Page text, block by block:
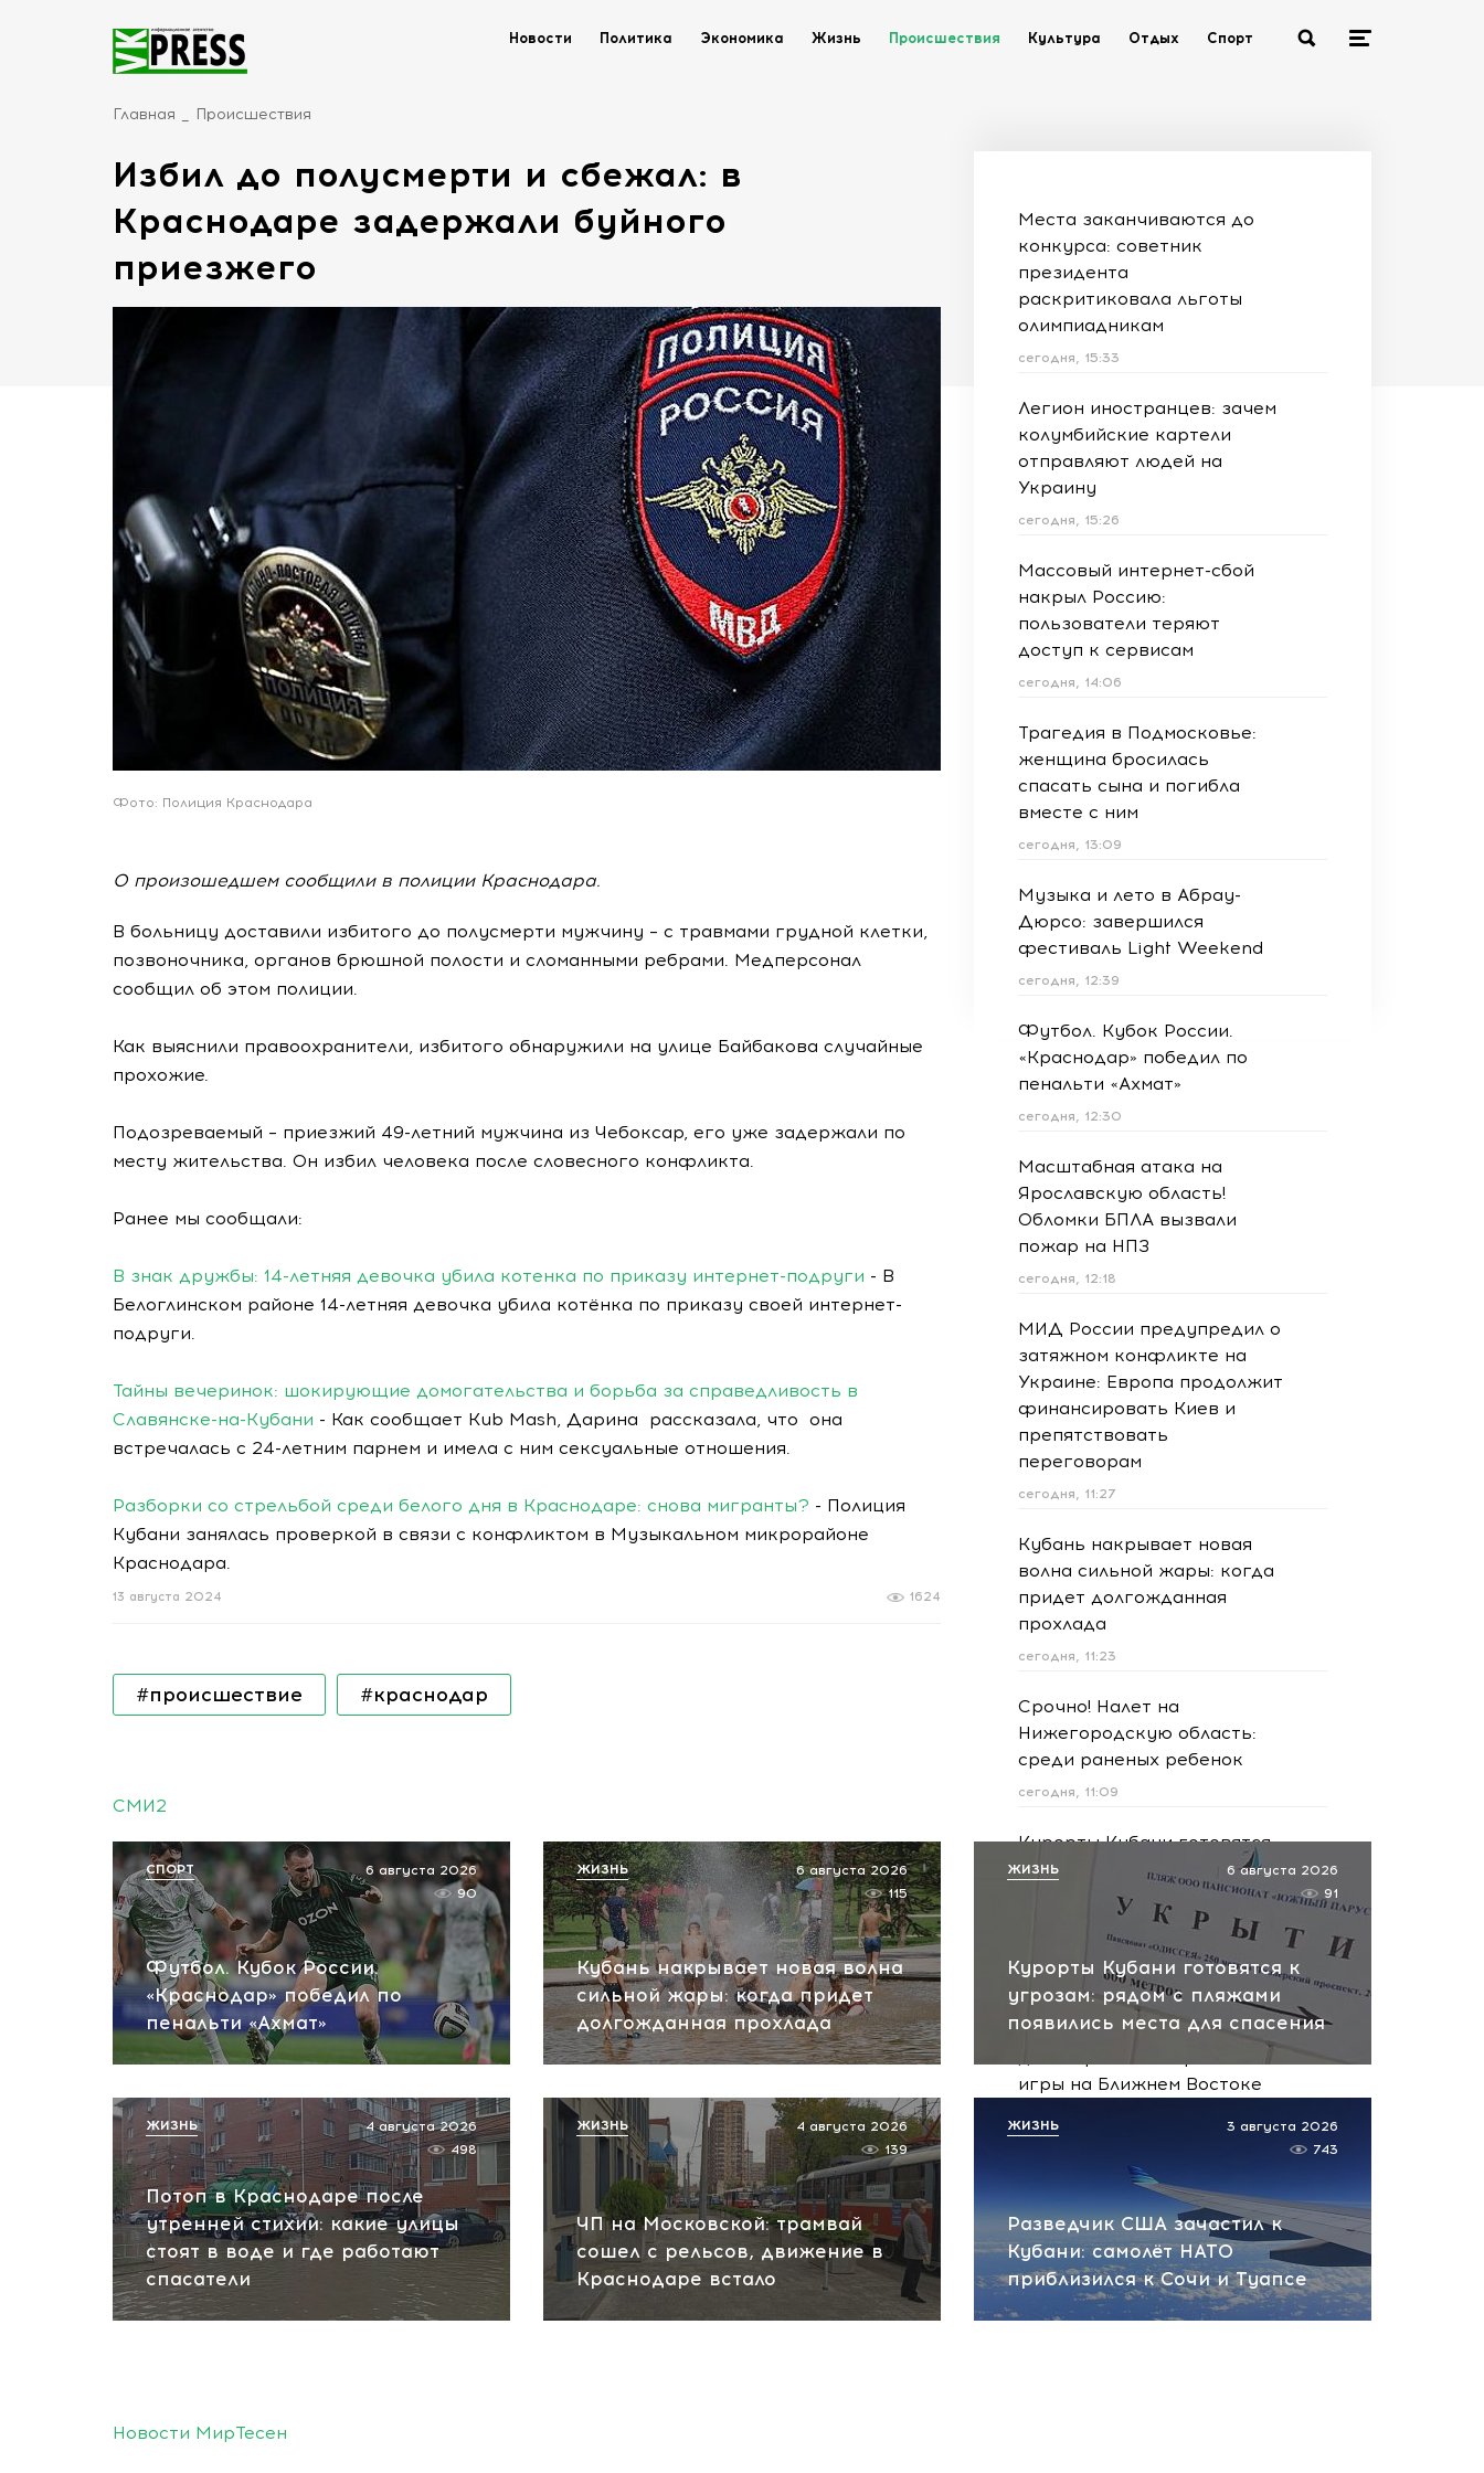
Новости Политика Экономика Жизнь Происшествия Культура Отдых Спорт
Главная Происшествия
Избил до полусмерти и сбежал: в
Краснодаре задержали буйного
приезжего
Фото: Полиция Краснодара
О произошедшем сообщили в полиции Краснодара.
В больницу доставили избитого до полусмерти мужчину – с травмами грудной клетки,
позвоночника, органов брюшной полости и сломанными ребрами. Медперсонал
сообщил об этом полиции.
Как выяснили правоохранители, избитого обнаружили на улице Байбакова случайные
прохожие.
Подозреваемый – приезжий 49-летний мужчина из Чебоксар, его уже задержали по
месту жительства. Он избил человека после словесного конфликта.
Ранее мы сообщали:
В знак дружбы: 14-летняя девочка убила котенка по приказу интернет-подруги - В
Белоглинском районе 14-летняя девочка убила котёнка по приказу своей интернет-
подруги.
Тайны вечеринок: шокирующие домогательства и борьба за справедливость в
Славянске-на-Кубани - Как сообщает Kub Mash, Дарина рассказала, что она
встречалась с 24-летним парнем и имела с ним сексуальные отношения.
Разборки со стрельбой среди белого дня в Краснодаре: снова мигранты? - Полиция
Кубани занялась проверкой в связи с конфликтом в Музыкальном микрорайоне
Краснодара.
1624
13 августа 2024
#происшествие #краснодар
Места заканчиваются до
конкурса: советник
президента
раскритиковала льготы
олимпиадникам
сегодня, 15:33
Легион иностранцев: зачем
колумбийские картели
отправляют людей на
Украину
сегодня, 15:26
Массовый интернет-сбой
накрыл Россию:
пользователи теряют
доступ к сервисам
сегодня, 14:06
Трагедия в Подмосковье:
женщина бросилась
спасать сына и погибла
вместе с ним
сегодня, 13:09
Музыка и лето в Абрау-
Дюрсо: завершился
фестиваль Light Weekend
сегодня, 12:39
Футбол. Кубок России.
«Краснодар» победил по
пенальти «Ахмат»
сегодня, 12:30
Масштабная атака на
Ярославскую область!
Обломки БПЛА вызвали
пожар на НПЗ
сегодня, 12:18
МИД России предупредил о
затяжном конфликте на
Украине: Европа продолжит
финансировать Киев и
препятствовать
переговорам
сегодня, 11:27
Кубань накрывает новая
волна сильной жары: когда
придет долгожданная
прохлада
сегодня, 11:23
Срочно! Налет на
Нижегородскую область:
среди раненых ребенок
сегодня, 11:09
Курорты Кубани готовятся
к угрозам: рядом с пляжами
появились места для
Иран получает ключ к
Ормузскому проливу: новый
игры на Ближнем Востоке
СМИ2
Футбол. Кубок России.
«Краснодар» победил по
пенальти «Ахмат»
6 августа 2026
90
СПОРТ
Кубань накрывает новая волна
сильной жары: когда придет
долгожданная прохлада
6 августа 2026
115
ЖИЗНЬ
Курорты Кубани готовятся к
угрозам: рядом с пляжами
появились места для спасения
6 августа 2026
91
ЖИЗНЬ
Потоп в Краснодаре после
утренней стихии: какие улицы
стоят в воде и где работают
спасатели
4 августа 2026
498
ЖИЗНЬ
ЧП на Московской: трамвай
сошел с рельсов, движение в
Краснодаре встало
4 августа 2026
139
ЖИЗНЬ
Разведчик США зачастил к
Кубани: самолёт НАТО
приблизился к Сочи и Туапсе
3 августа 2026
743
ЖИЗНЬ
Новости МирТесен